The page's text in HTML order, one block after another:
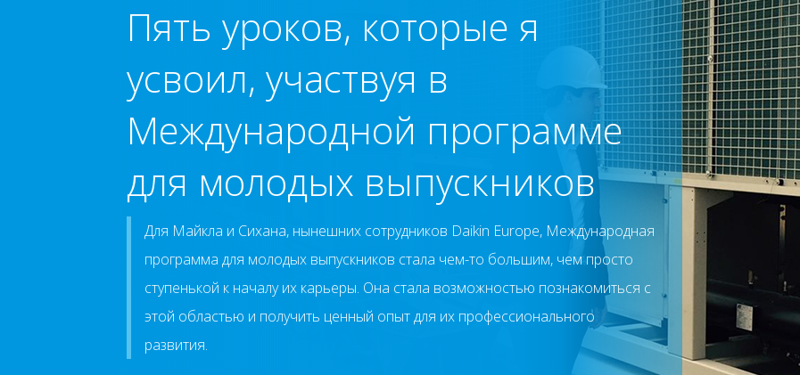
Пять уроков, которые я
усвоил, участвуя в
Международной программе
для молодых выпускников
Для Майкла и Сихана, нынешних сотрудников Daikin Europe, Международная
программа для молодых выпускников стала чем-то большим, чем просто
ступенькой к началу их карьеры. Она стала возможностью познакомиться с
этой областью и получить ценный опыт для их профессионального
развития.